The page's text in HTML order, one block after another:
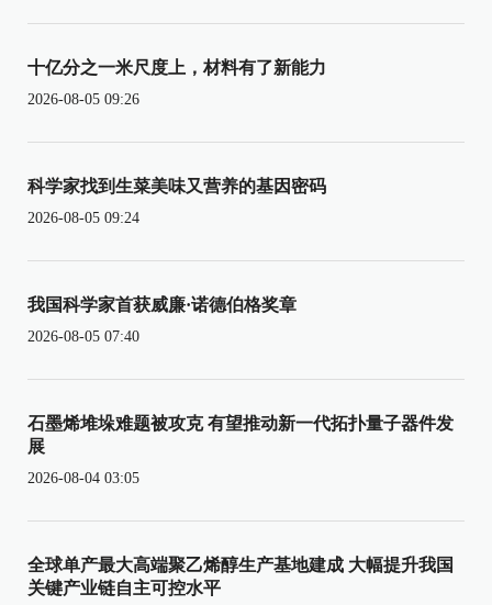
十亿分之一米尺度上，材料有了新能力
2026-08-05 09:26
科学家找到生菜美味又营养的基因密码
2026-08-05 09:24
我国科学家首获威廉·诺德伯格奖章
2026-08-05 07:40
石墨烯堆垛难题被攻克 有望推动新一代拓扑量子器件发
展
2026-08-04 03:05
全球单产最大高端聚乙烯醇生产基地建成 大幅提升我国
关键产业链自主可控水平